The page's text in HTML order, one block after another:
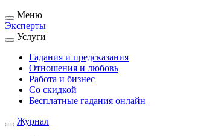
Меню
Эксперты
Услуги
Гадания и предсказания
Отношения и любовь
Работа и бизнес
Со скидкой
Бесплатные гадания онлайн
Журнал